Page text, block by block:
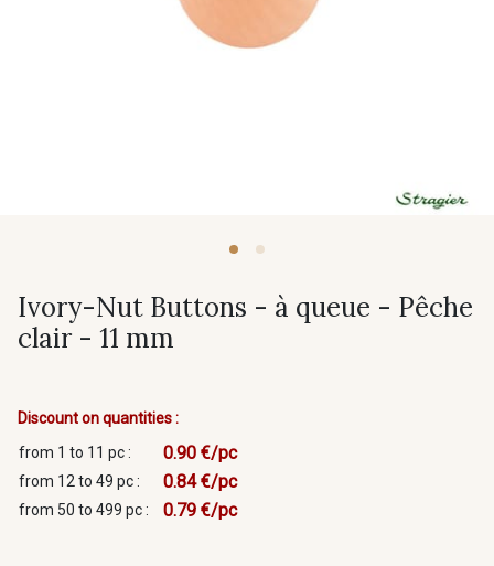
Ivory-Nut Buttons - à queue - Pêche
clair - 11 mm
Discount on quantities :
from 1 to 11 pc :
0.90 €/pc
from 12 to 49 pc : 0.84 €/pc
from 50 to 499 pc : 0.79 €/pc